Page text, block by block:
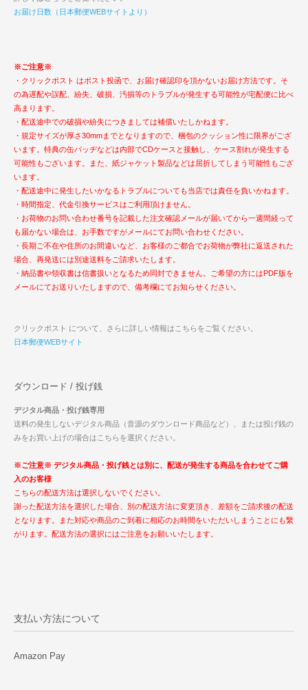
お届け日数（日本郵便WEBサイトより）
※ご注意※
・クリックポスト はポスト投函で、お届け確認印を頂かないお届け方法です。そ
の為遅配や誤配、紛失、破損、汚損等のトラブルが発生する可能性が宅配便に比べ
高まります。
・配送途中での破損や紛失につきましては補償いたしかねます。
・規定サイズが厚さ30mmまでとなりますので、梱包のクッション性に限界がござ
います。特典の缶バッヂなどは内部でCDケースと接触し、ケース割れが発生する
可能性もございます。また、紙ジャケット製品などは屈折してしまう可能性もござ
います。
・配送途中に発生したいかなるトラブルについても当店では責任を負いかねます。
・時間指定、代金引換サービスはご利用頂けません。
・お荷物のお問い合わせ番号を記載した注文確認メールが届いてから一週間経って
も届かない場合は、お手数ですがメールにてお問い合わせください。
・長期ご不在や住所のお間違いなど、お客様のご都合でお荷物が弊社に返送された
場合、再発送には別途送料をご請求いたします。
・納品書や領収書は信書扱いとなるため同封できません。ご希望の方にはPDF版を
メールにてお送りいたしますので、備考欄にてお知らせください。
クリックポスト について、さらに詳しい情報はこちらをご覧ください。
日本郵便WEBサイト
ダウンロード / 投げ銭
デジタル商品・投げ銭専用
送料の発生しないデジタル商品（音源のダウンロード商品など）、または投げ銭の
みをお買い上げの場合はこちらを選択ください。
※ご注意※ デジタル商品・投げ銭とは別に、配送が発生する商品を合わせてご購
入のお客様
こちらの配送方法は選択しないでください。
謝った配送方法を選択した場合、別の配送方法に変更頂き、差額をご請求後の配送
となります。また対応や商品のご到着に相応のお時間をいただいしまうことにも繋
がります。配送方法の選択にはご注意をお願いいたします。
支払い方法について
Amazon Pay